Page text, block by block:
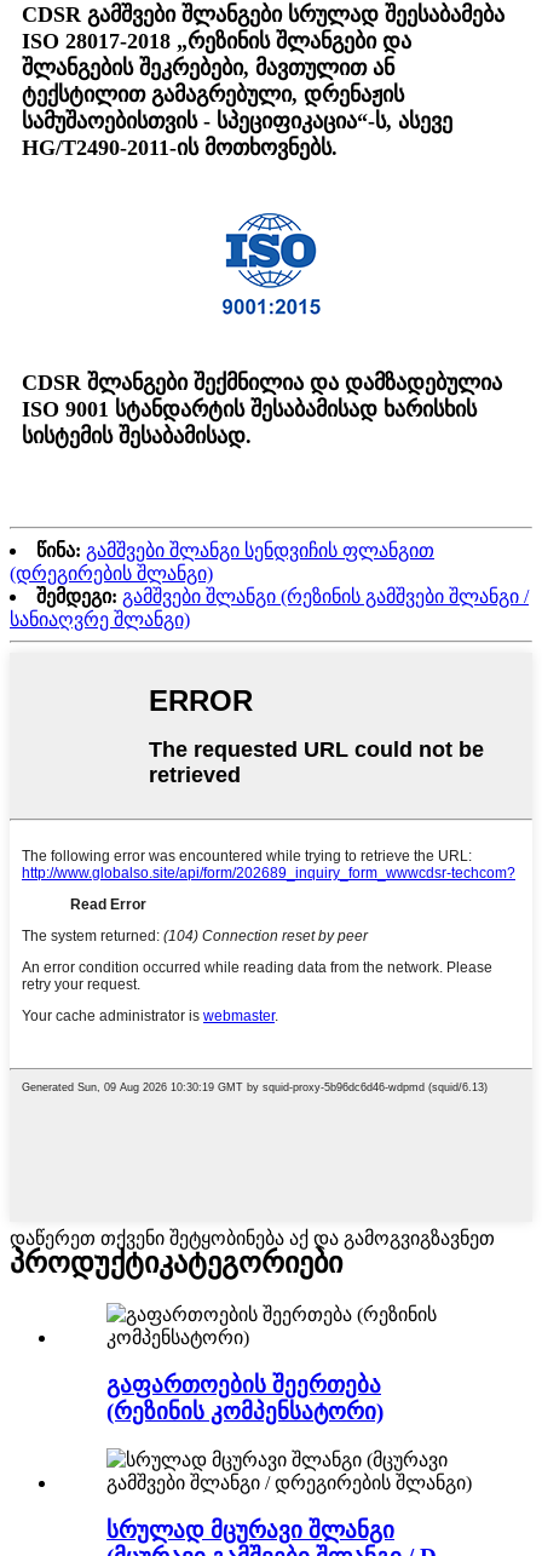
CDSR გამშვები შლანგები სრულად შეესაბამება
ISO 28017-2018 „რეზინის შლანგები და
შლანგების შეკრებები, მავთულით ან
ტექსტილით გამაგრებული, დრენაჟის
სამუშაოებისთვის - სპეციფიკაცია“-ს, ასევე
HG/T2490-2011-ის მოთხოვნებს.
CDSR შლანგები შექმნილია და დამზადებულია
ISO 9001 სტანდარტის შესაბამისად ხარისხის
სისტემის შესაბამისად.
წინა: გამშვები შლანგი სენდვიჩის ფლანგით
(დრეგირების შლანგი)
შემდეგი: გამშვები შლანგი (რეზინის გამშვები შლანგი /
სანიაღვრე შლანგი)
დაწერეთ თქვენი შეტყობინება აქ და გამოგვიგზავნეთ
პროდუქტიკატეგორიები
გაფართოების შეერთება
(რეზინის კომპენსატორი)
სრულად მცურავი შლანგი